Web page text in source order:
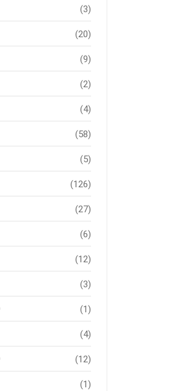
(3)
(20)
(9)
(2)
(4)
(58)
(5)
(126)
(27)
(6)
(12)
(3)
(1)
(4)
(12)
(1)